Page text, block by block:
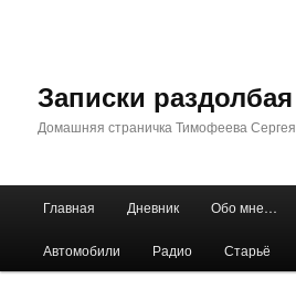
Записки раздолбая
Домашняя страничка Тимофеева Сергея
Главная Дневник Обо мне…
Автомобили Радио Старьё